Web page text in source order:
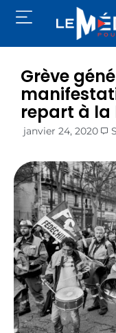
Grève
repart à la
janvier 24, 2020